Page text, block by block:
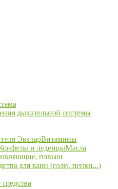
дыхательной системы
ЭваларВитамины
и леденцыМасла
повыш
для ванн (соли, пенки...)